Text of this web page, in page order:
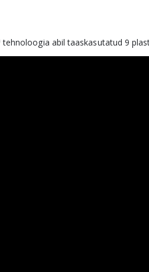
abil taaskasutatud 9